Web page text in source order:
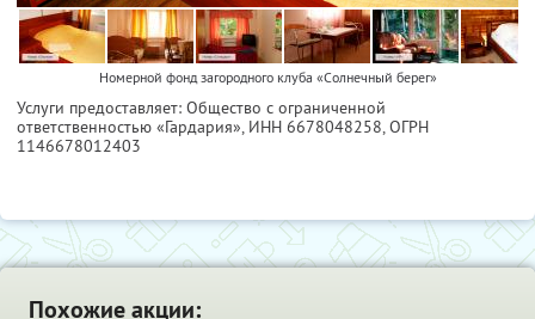
Номерной фонд загородного клуба «Солнечный берег»
Услуги предоставляет: Общество с ограниченной
ответственностью «Гардария», ИНН 6678048258, ОГРН
1146678012403
Похожие акции: